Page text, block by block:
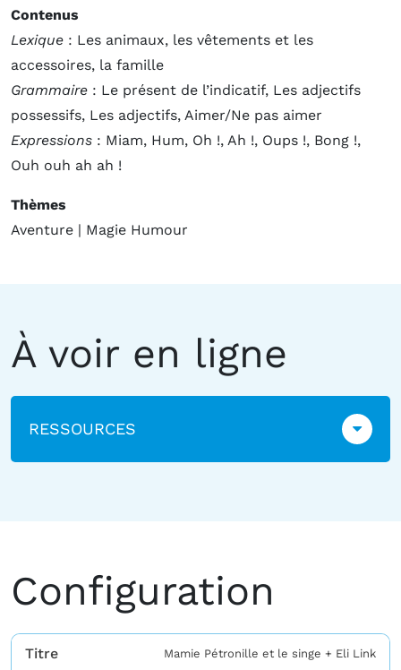
Contenus
Lexique : Les animaux, les vêtements et les
accessoires, la famille
Grammaire : Le présent de l’indicatif, Les adjectifs
possessifs, Les adjectifs, Aimer/Ne pas aimer
Expressions : Miam, Hum, Oh !, Ah !, Oups !, Bong !,
Ouh ouh ah ah !
Thèmes
Aventure | Magie Humour
À voir en ligne
RESSOURCES
Configuration
Titre Mamie Pétronille et le singe + Eli Link